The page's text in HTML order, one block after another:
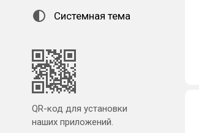
Системная тема
QR-код для установки
наших приложений.